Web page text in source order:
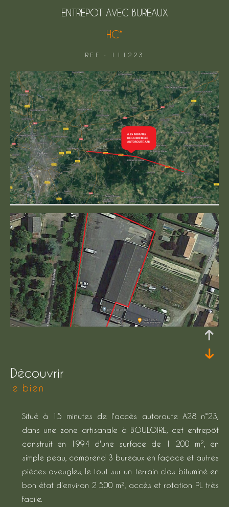
ENTREPOT AVEC BUREAUX
HC*
REF : 111223
découvrir
le bien
Situé à 15 minutes de l'accès autoroute A28 n°23,
dans une zone artisanale à BOULOIRE, cet entrepôt
construit en 1994 d'une surface de 1 200 m², en
simple peau, comprend 3 bureaux en façace et autres
pièces aveugles, le tout sur un terrain clos bituminé en
bon état d'environ 2 500 m², accès et rotation PL très
facile.
FILTRER PAR
COUPS DE COEUR EXCLUSIVITÉS
NOUVEAUTÉS
Rechercher